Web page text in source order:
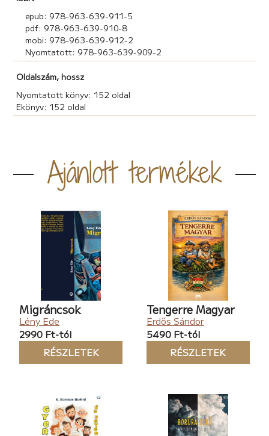
epub: 978-963-639-911-5
pdf: 978-963-639-910-8
mobi: 978-963-639-912-2
Nyomtatott: 978-963-639-909-2
Oldalszám, hossz
Nyomtatott könyv: 152 oldal
Ekönyv: 152 oldal
Ajánlott termékek
Migráncsok
Lény Ede
2990 Ft-tól
RÉSZLETEK
Tengerre Magyar
Erdős Sándor
5490 Ft-tól
RÉSZLETEK